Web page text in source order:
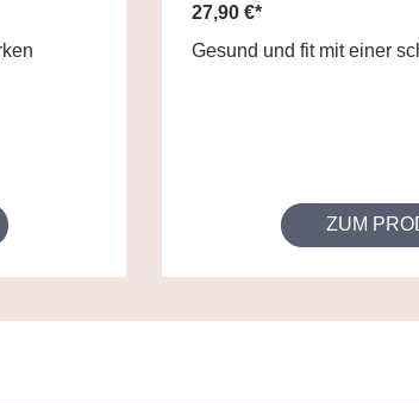
27,90 €*
Gesund und fit mit einer
ZUM